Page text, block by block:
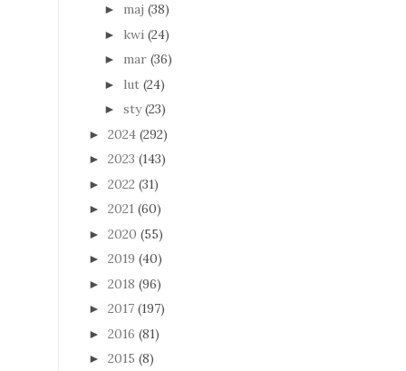
► maj (38)
► kwi (24)
► mar (36)
► lut (24)
► sty (23)
► 2024 (292)
► 2023 (143)
► 2022 (31)
► 2021 (60)
► 2020 (55)
► 2019 (40)
► 2018 (96)
► 2017 (197)
► 2016 (81)
► 2015 (8)